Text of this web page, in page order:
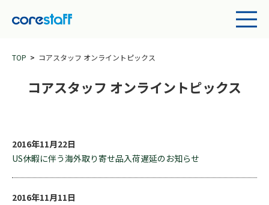
TOP コアスタッフ オンライントピックス
コアスタッフ オンライントピックス
2016年11月22日
US休暇に伴う海外取り寄せ品入荷遅延のお知らせ
2016年11月11日